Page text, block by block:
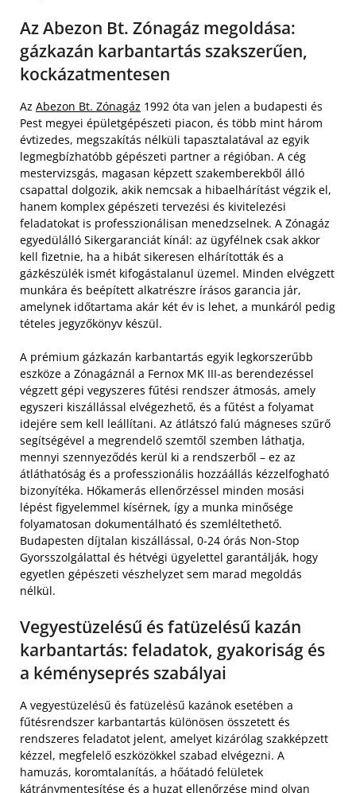
Az Abezon Bt. Zónagáz megoldása:
gázkazán karbantartás szakszerűen,
kockázatmentesen
Az Abezon Bt. Zónagáz 1992 óta van jelen a budapesti és
Pest megyei épületgépészeti piacon, és több mint három
évtizedes, megszakítás nélküli tapasztalatával az egyik
legmegbízhatóbb gépészeti partner a régióban. A cég
mestervizsgás, magasan képzett szakemberekből álló
csapattal dolgozik, akik nemcsak a hibaelhárítást végzik el,
hanem komplex gépészeti tervezési és kivitelezési
feladatokat is professzionálisan menedzselnek. A Zónagáz
egyedülálló Sikergaranciát kínál: az ügyfélnek csak akkor
kell fizetnie, ha a hibát sikeresen elhárították és a
gázkészülék ismét kifogástalanul üzemel. Minden elvégzett
munkára és beépített alkatrészre írásos garancia jár,
amelynek időtartama akár két év is lehet, a munkáról pedig
tételes jegyzőkönyv készül.
A prémium gázkazán karbantartás egyik legkorszerűbb
eszköze a Zónagáznál a Fernox MK III-as berendezéssel
végzett gépi vegyszeres fűtési rendszer átmosás, amely
egyszeri kiszállással elvégezhető, és a fűtést a folyamat
idejére sem kell leállítani. Az átlátszó falú mágneses szűrő
segítségével a megrendelő szemtől szemben láthatja,
mennyi szennyeződés kerül ki a rendszerből – ez az
átláthatóság és a professzionális hozzáállás kézzelfogható
bizonyítéka. Hőkamerás ellenőrzéssel minden mosási
lépést figyelemmel kísérnek, így a munka minősége
folyamatosan dokumentálható és szemléltethető.
Budapesten díjtalan kiszállással, 0-24 órás Non-Stop
Gyorsszolgálattal és hétvégi ügyelettel garantálják, hogy
egyetlen gépészeti vészhelyzet sem marad megoldás
nélkül.
Vegyestüzelésű és fatüzelésű kazán
karbantartás: feladatok, gyakoriság és
a kéményseprés szabályai
A vegyestüzelésű és fatüzelésű kazánok esetében a
fűtésrendszer karbantartás különösen összetett és
rendszeres feladatot jelent, amelyet kizárólag szakképzett
kézzel, megfelelő eszközökkel szabad elvégezni. A
hamuzás, koromtalanítás, a hőátadó felületek
kátránymentesítése és a huzat ellenőrzése mind olyan